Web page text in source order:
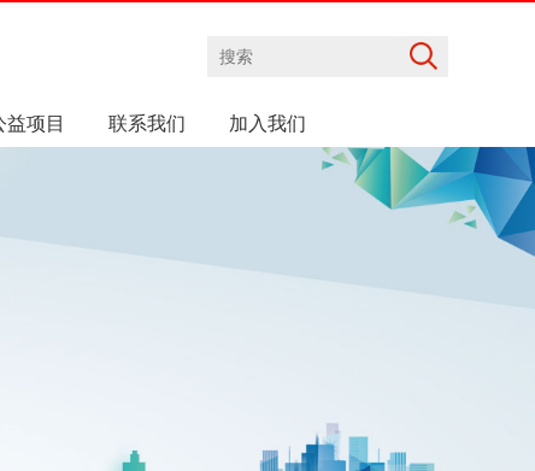
益项目 联系我们 加入我们